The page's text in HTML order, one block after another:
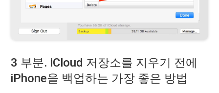
3 부분. iCloud 저장소를 지우기 전에
iPhone을 백업하는 가장 좋은 방법